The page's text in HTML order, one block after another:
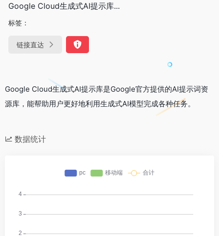
Google Cloud生成式AI提示库...
标签：
链接直达
Google Cloud生成式AI提示库是Google官方提供的AI提示词资
源库，能帮助用户更好地利用生成式AI模型完成各种任务。
数据统计